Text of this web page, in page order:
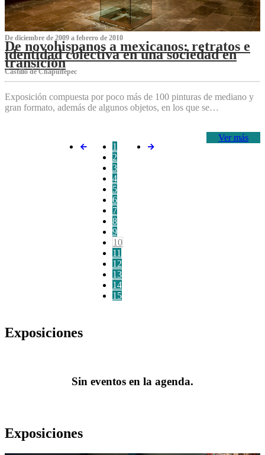
De diciembre de 2009 a febrero de 2010
De novohispanos a mexicanos: retratos e
identidad colectiva en una sociedad en
transición
Castillo de Chapultepec
Exposición compuesta por poco más de 100 pinturas de mediano y
gran formato, además de algunos objetos, en los que se…
Ver más
1
2
3
4
5
6
7
8
9
10
11
12
13
14
15
Exposiciones
Sin eventos en la agenda.
Exposiciones